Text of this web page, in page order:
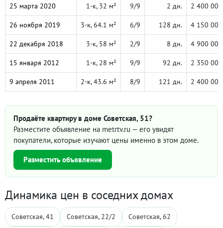
25 марта 2020 1-к, 32 м² 9/9 2 дн. 2 400 000
26 ноября 2019 3-к, 64.1 м² 6/9 128 дн. 4 150 000
22 декабря 2018 3-к, 58 м² 2/9 8 дн. 4 900 000
15 января 2012 1-к, 28 м² 9/9 92 дн. 2 350 000
9 апреля 2011 2-к, 43.6 м² 8/9 121 дн. 2 400 000
Продаёте квартиру в доме Советская, 51?
Разместите объявление на metrtv.ru — его увидят
покупатели, которые изучают цены именно в этом доме.
Разместить объявление
Динамика цен в соседних домах
Советская, 41 Советская, 22/2 Советская, 62